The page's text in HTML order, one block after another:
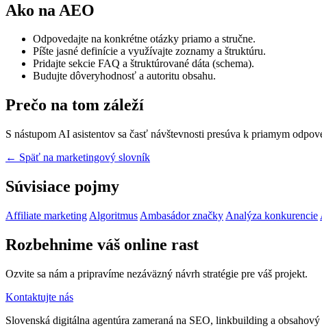
Ako na AEO
Odpovedajte na konkrétne otázky priamo a stručne.
Píšte jasné definície a využívajte zoznamy a štruktúru.
Pridajte sekcie FAQ a štruktúrované dáta (schema).
Budujte dôveryhodnosť a autoritu obsahu.
Prečo na tom záleží
S nástupom AI asistentov sa časť návštevnosti presúva k priamym
← Späť na marketingový slovník
Súvisiace pojmy
Affiliate marketing Algoritmus Ambasádor značky Analýza konkurencie
Rozbehnime váš online rast
Ozvite sa nám a pripravíme nezáväzný návrh stratégie pre váš projekt.
Kontaktujte nás
Slovenská digitálna agentúra zameraná na SEO, linkbuilding a